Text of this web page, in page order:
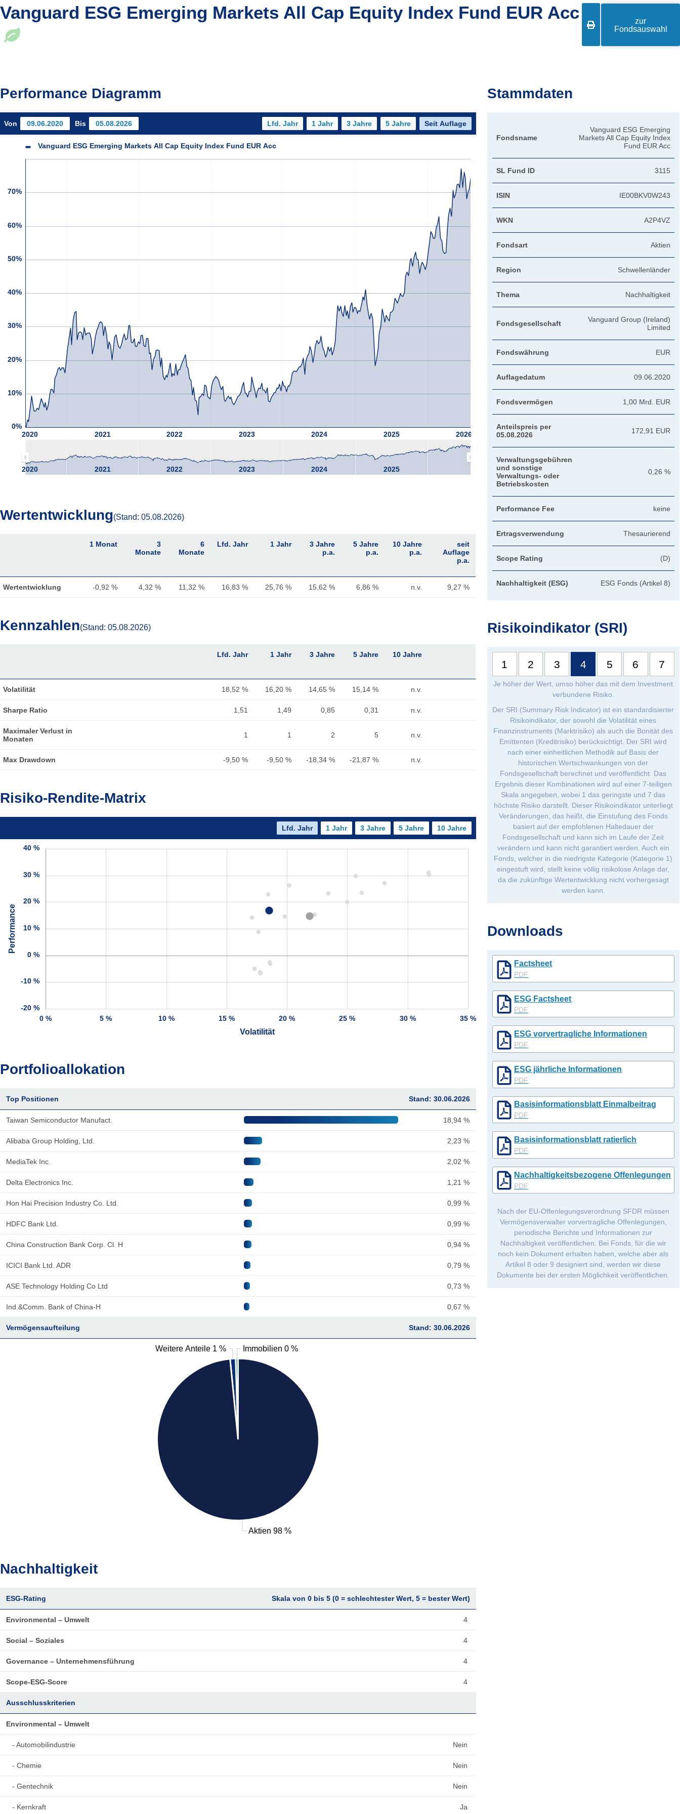
Vanguard ESG Emerging Markets All Cap Equity Index Fund EUR Acc

zur
Fondsauswahl
Performance Diagramm
Von Bis
Vanguard ESG Emerging Markets All Cap Equity Index Fund EUR Acc
2020 2021 2022 2023 2024 2025 2026
0%
10%
20%
30%
40%
50%
60%
70%
2020 2021 2022 2023 2024 2025
Wertentwicklung(Stand: 05.08.2026)
1 Monat
3
Monate
6
Monate
Lfd. Jahr 1 Jahr
3 Jahre
p.a.
5 Jahre
p.a.
10 Jahre
p.a.
seit
Auflage
p.a.
Wertentwicklung -0,92 % 4,32 % 11,32 % 16,83 % 25,76 % 15,62 % 6,86 % n.v. 9,27 %
Kennzahlen(Stand: 05.08.2026)
Lfd. Jahr 1 Jahr 3 Jahre 5 Jahre 10 Jahre
Volatilität 18,52 % 16,20 % 14,65 % 15,14 % n.v.
Sharpe Ratio 1,51 1,49 0,85 0,31 n.v.
Maximaler Verlust in
Monaten
1 1 2 5 n.v.
Max Drawdown -9,50 % -9,50 % -18,34 % -21,87 % n.v.
Risiko-Rendite-Matrix
Lfd. Jahr 1 Jahr 3 Jahre 5 Jahre 10 Jahre
0 % 5 % 10 % 15 % 20 % 25 % 30 % 35 %
Volatilität
-20 %
-10 %
0 %
10 %
20 %
30 %
40 %
Performance
Portfolioallokation
Top Positionen Stand: 30.06.2026
Taiwan Semiconductor Manufact. 18,94 %
Alibaba Group Holding, Ltd. 2,23 %
MediaTek Inc. 2,02 %
Delta Electronics Inc. 1,21 %
Hon Hai Precision Industry Co. Ltd. 0,99 %
HDFC Bank Ltd. 0,99 %
China Construction Bank Corp. Cl. H 0,94 %
ICICI Bank Ltd. ADR 0,79 %
ASE Technology Holding Co Ltd 0,73 %
Ind.&Comm. Bank of China-H 0,67 %
Vermögensaufteilung Stand: 30.06.2026
Aktien 98 %
Weitere Anteile 1 % Immobilien 0 %
Nachhaltigkeit
ESG-Rating Skala von 0 bis 5 (0 = schlechtester Wert, 5 = bester Wert)
Environmental – Umwelt 4
Social – Soziales 4
Governance – Unternehmensführung 4
Scope-ESG-Score 4
Ausschlusskriterien
Environmental – Umwelt
- Automobilindustrie Nein
- Chemie Nein
- Gentechnik Nein
- Kernkraft Ja
Stammdaten
Fondsname
Vanguard ESG Emerging
Markets All Cap Equity Index
Fund EUR Acc
SL Fund ID 3115
ISIN IE00BKV0W243
WKN A2P4VZ
Fondsart Aktien
Region Schwellenländer
Thema Nachhaltigkeit
Fondsgesellschaft
Vanguard Group (Ireland)
Limited
Fondswährung EUR
Auflagedatum 09.06.2020
Fondsvermögen 1,00 Mrd. EUR
Anteilspreis per
05.08.2026
172,91 EUR
Verwaltungsgebühren
und sonstige
Verwaltungs- oder
Betriebskosten
0,26 %
Performance Fee keine
Ertragsverwendung Thesaurierend
Scope Rating (D)
Nachhaltigkeit (ESG) ESG Fonds (Artikel 8)
Risikoindikator (SRI)
1 2 3 4 5 6 7
Je höher der Wert, umso höher das mit dem Investment
verbundene Risiko.
Der SRI (Summary Risk Indicator) ist ein standardisierter
Risikoindikator, der sowohl die Volatilität eines
Finanzinstruments (Marktrisiko) als auch die Bonität des
Emittenten (Kreditrisiko) berücksichtigt. Der SRI wird
nach einer einheitlichen Methodik auf Basis der
historischen Wertschwankungen von der
Fondsgesellschaft berechnet und veröffentlicht. Das
Ergebnis dieser Kombinationen wird auf einer 7-teiligen
Skala angegeben, wobei 1 das geringste und 7 das
höchste Risiko darstellt. Dieser Risikoindikator unterliegt
Veränderungen, das heißt, die Einstufung des Fonds
basiert auf der empfohlenen Haltedauer der
Fondsgesellschaft und kann sich im Laufe der Zeit
verändern und kann nicht garantiert werden. Auch ein
Fonds, welcher in die niedrigste Kategorie (Kategorie 1)
eingestuft wird, stellt keine völlig risikolose Anlage dar,
da die zukünftige Wertentwicklung nicht vorhergesagt
werden kann.
Downloads
Factsheet
PDF
ESG Factsheet
PDF
ESG vorvertragliche Informationen
PDF
ESG jährliche Informationen
PDF
Basisinformationsblatt Einmalbeitrag
PDF
Basisinformationsblatt ratierlich
PDF
Nachhaltigkeitsbezogene Offenlegungen
PDF
Nach der EU-Offenlegungsverordnung SFDR müssen
Vermögensverwalter vorvertragliche Offenlegungen,
periodische Berichte und Informationen zur
Nachhaltigkeit veröffentlichen. Bei Fonds, für die wir
noch kein Dokument erhalten haben, welche aber als
Artikel 8 oder 9 designiert sind, werden wir diese
Dokumente bei der ersten Möglichkeit veröffentlichen.